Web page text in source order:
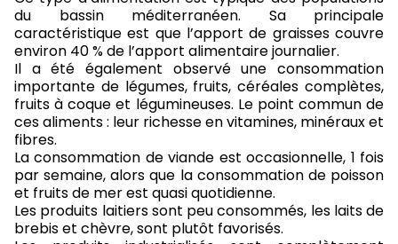
du bassin méditerranéen. Sa principale
caractéristique est que l’apport de graisses couvre
environ 40 % de l’apport alimentaire journalier.
Il a été également observé une consommation
importante de légumes, fruits, céréales complètes,
fruits à coque et légumineuses. Le point commun de
ces aliments : leur richesse en vitamines, minéraux et
fibres.
La consommation de viande est occasionnelle, 1 fois
par semaine, alors que la consommation de poisson
et fruits de mer est quasi quotidienne.
Les produits laitiers sont peu consommés, les laits de
brebis et chèvre, sont plutôt favorisés.